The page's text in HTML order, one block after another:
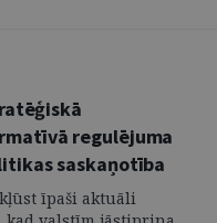
regulējuma
saskaņotība
īpaši aktuāli